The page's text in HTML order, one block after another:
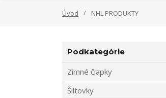
Úvod NHL PRODUKTY
Podkategórie
Zimné čiapky
Šiltovky